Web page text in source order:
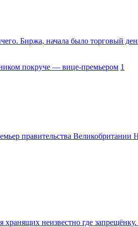
Биржа, начала было торговый
покруче — вице-премьером 1
правительства Великобритании
неизвестно где